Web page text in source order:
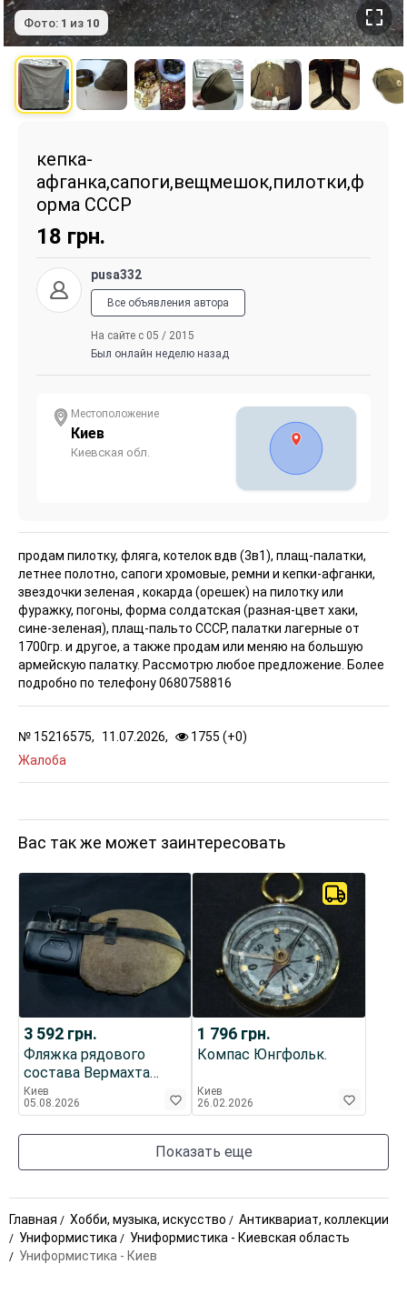
Фото: 1 из 10
кепка-
афганка,сапоги,вещмешок,пилотки,ф
орма СССР
18 грн.
pusa332
Все объявления автора
На сайте с 05 / 2015
Был онлайн неделю назад
Местоположение
Киев
Киевская обл.
продам пилотку, фляга, котелок вдв (3в1), плащ-палатки,
летнее полотно, сапоги хромовые, ремни и кепки-афганки,
звездочки зеленая , кокарда (орешек) на пилотку или
фуражку, погоны, форма солдатская (разная-цвет хаки,
сине-зеленая), плащ-пальто СССР, палатки лагерные от
1700гр. и другое, а также продам или меняю на большую
армейскую палатку. Рассмотрю любое предложение. Более
подробно по телефону 0680758816
№ 15216575, 11.07.2026, 1755 (+0)
Жалоба
Вас так же может заинтересовать
3 592 грн.
Фляжка рядового
состава Вермахта
образца 1931 года. В
суконном чехле.
Киев
05.08.2026
1 796 грн.
Компас Юнгфольк.
Киев
26.02.2026
Показать еще
Главная Хобби, музыка, искусство
Антиквариат, коллекции
Униформистика
Униформистика - Киевская область
Униформистика - Киев